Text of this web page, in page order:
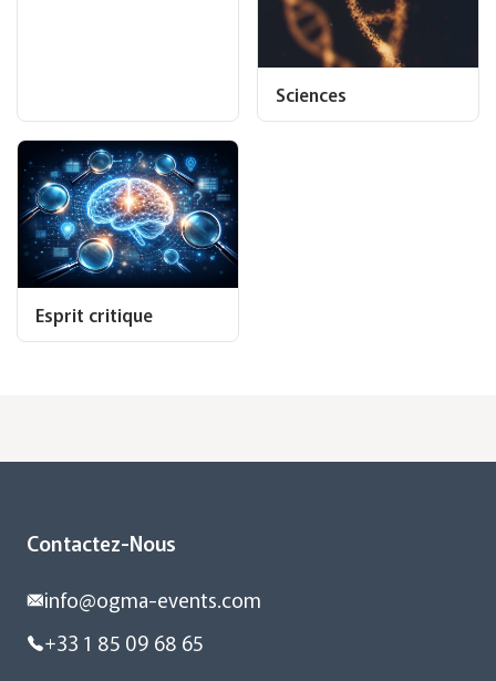
Sciences
Esprit critique
Contactez-Nous
info@ogma-events.com
+33 1 85 09 68 65